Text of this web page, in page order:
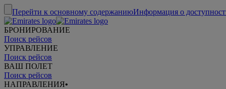
Перейти к основному содержаниюИнформация о
БРОНИРОВАНИЕ
Поиск рейсов
УПРАВЛЕНИЕ
Поиск рейсов
ВАШ ПОЛЕТ
Поиск рейсов
НАПРАВЛЕНИЯ•